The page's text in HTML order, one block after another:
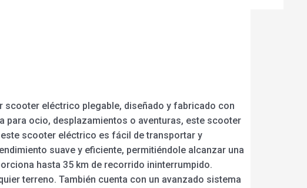
scooter eléctrico plegable, diseñado y fabricado con
para ocio, desplazamientos o aventuras, este scooter
scooter eléctrico es fácil de transportar y
suave y eficiente, permitiéndole alcanzar una
hasta 35 km de recorrido ininterrumpido.
terreno. También cuenta con un avanzado sistema